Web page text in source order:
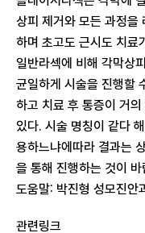
상피 제거와 모든 과정을
하며 초고도 근시도 치료
일반라섹에 비해 각막상
균일하게 시술을 진행할
하고 치료 후 통증이 거
있다. 시술 명칭이 같다
용하느냐에따라 결과는
을 통해 진행하는 것이 바
도움말: 박진형 성모진안
관련링크